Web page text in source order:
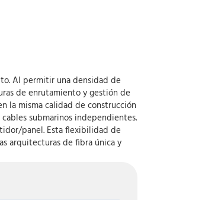
Al permitir una densidad de
de enrutamiento y gestión de
la misma calidad de construcción
submarinos independientes.
panel. Esta flexibilidad de
arquitecturas de fibra única y